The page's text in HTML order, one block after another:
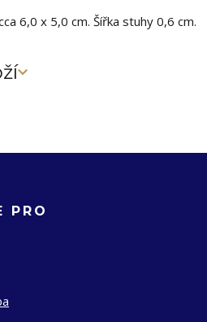
6,0 x 5,0 cm. Šířka stuhy 0,6 cm.
PRO